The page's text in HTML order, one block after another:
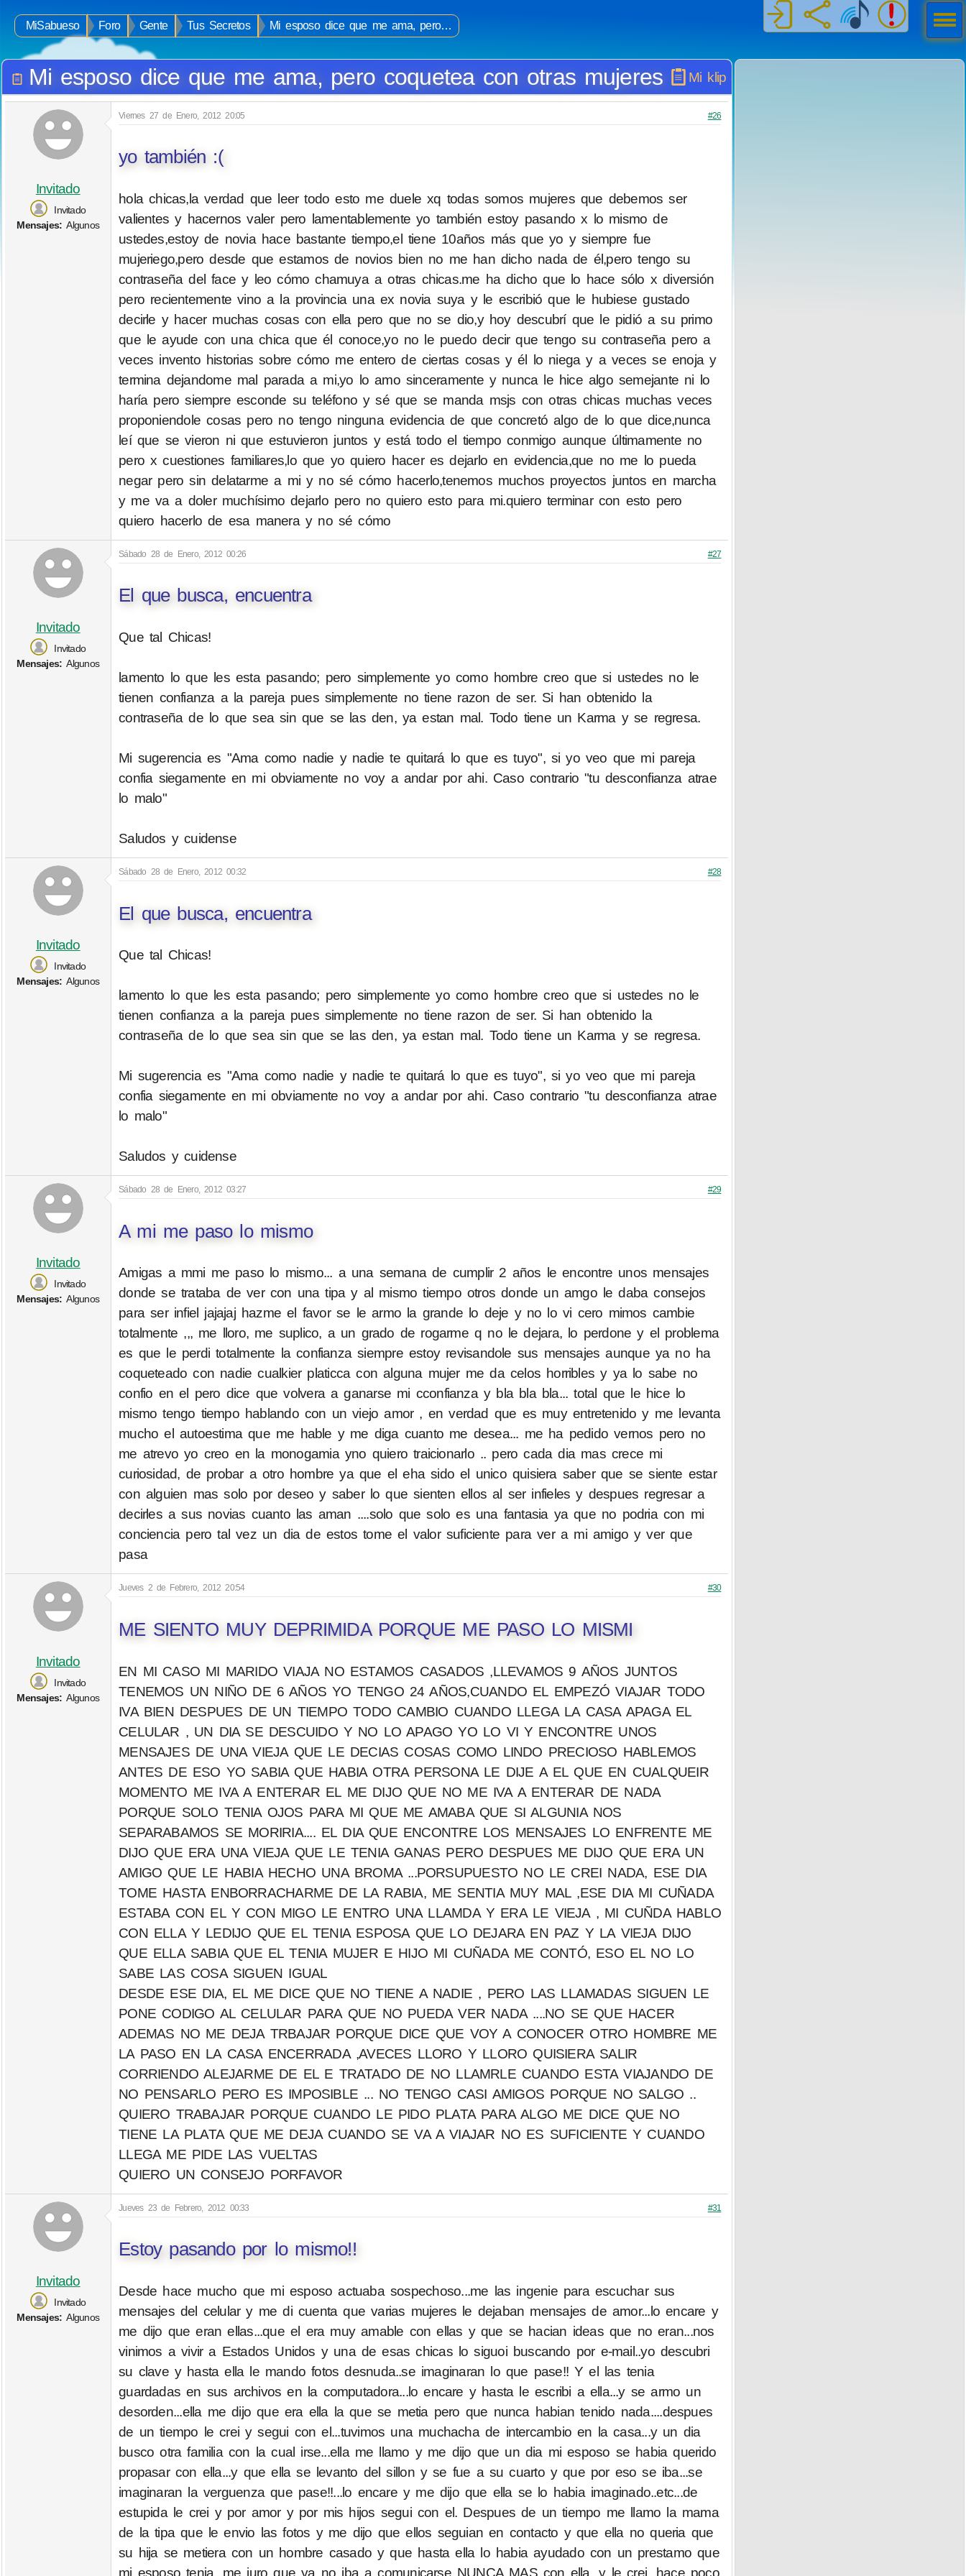
MiSabueso Foro Gente Tus Secretos Mi esposo dice que me ama, pero…
Mi klip
Mi esposo dice que me ama, pero coquetea con otras mujeres
Invitado
Invitado
Mensajes: Algunos
Viernes 27 de Enero, 2012 20:05 #26
yo también :(
hola chicas,la verdad que leer todo esto me duele xq todas somos mujeres que debemos ser
valientes y hacernos valer pero lamentablemente yo también estoy pasando x lo mismo de
ustedes,estoy de novia hace bastante tiempo,el tiene 10años más que yo y siempre fue
mujeriego,pero desde que estamos de novios bien no me han dicho nada de él,pero tengo su
contraseña del face y leo cómo chamuya a otras chicas.me ha dicho que lo hace sólo x diversión
pero recientemente vino a la provincia una ex novia suya y le escribió que le hubiese gustado
decirle y hacer muchas cosas con ella pero que no se dio,y hoy descubrí que le pidió a su primo
que le ayude con una chica que él conoce,yo no le puedo decir que tengo su contraseña pero a
veces invento historias sobre cómo me entero de ciertas cosas y él lo niega y a veces se enoja y
termina dejandome mal parada a mi,yo lo amo sinceramente y nunca le hice algo semejante ni lo
haría pero siempre esconde su teléfono y sé que se manda msjs con otras chicas muchas veces
proponiendole cosas pero no tengo ninguna evidencia de que concretó algo de lo que dice,nunca
leí que se vieron ni que estuvieron juntos y está todo el tiempo conmigo aunque últimamente no
pero x cuestiones familiares,lo que yo quiero hacer es dejarlo en evidencia,que no me lo pueda
negar pero sin delatarme a mi y no sé cómo hacerlo,tenemos muchos proyectos juntos en marcha
y me va a doler muchísimo dejarlo pero no quiero esto para mi.quiero terminar con esto pero
quiero hacerlo de esa manera y no sé cómo
Invitado
Invitado
Mensajes: Algunos
Sábado 28 de Enero, 2012 00:26 #27
El que busca, encuentra
Que tal Chicas!
lamento lo que les esta pasando; pero simplemente yo como hombre creo que si ustedes no le
tienen confianza a la pareja pues simplemente no tiene razon de ser. Si han obtenido la
contraseña de lo que sea sin que se las den, ya estan mal. Todo tiene un Karma y se regresa.
Mi sugerencia es "Ama como nadie y nadie te quitará lo que es tuyo", si yo veo que mi pareja
confia siegamente en mi obviamente no voy a andar por ahi. Caso contrario "tu desconfianza atrae
lo malo"
Saludos y cuidense
Invitado
Invitado
Mensajes: Algunos
Sábado 28 de Enero, 2012 00:32 #28
El que busca, encuentra
Que tal Chicas!
lamento lo que les esta pasando; pero simplemente yo como hombre creo que si ustedes no le
tienen confianza a la pareja pues simplemente no tiene razon de ser. Si han obtenido la
contraseña de lo que sea sin que se las den, ya estan mal. Todo tiene un Karma y se regresa.
Mi sugerencia es "Ama como nadie y nadie te quitará lo que es tuyo", si yo veo que mi pareja
confia siegamente en mi obviamente no voy a andar por ahi. Caso contrario "tu desconfianza atrae
lo malo"
Saludos y cuidense
Invitado
Invitado
Mensajes: Algunos
Sábado 28 de Enero, 2012 03:27 #29
A mi me paso lo mismo
Amigas a mmi me paso lo mismo... a una semana de cumplir 2 años le encontre unos mensajes
donde se trataba de ver con una tipa y al mismo tiempo otros donde un amgo le daba consejos
para ser infiel jajajaj hazme el favor se le armo la grande lo deje y no lo vi cero mimos cambie
totalmente ,,, me lloro, me suplico, a un grado de rogarme q no le dejara, lo perdone y el problema
es que le perdi totalmente la confianza siempre estoy revisandole sus mensajes aunque ya no ha
coqueteado con nadie cualkier platicca con alguna mujer me da celos horribles y ya lo sabe no
confio en el pero dice que volvera a ganarse mi cconfianza y bla bla bla... total que le hice lo
mismo tengo tiempo hablando con un viejo amor , en verdad que es muy entretenido y me levanta
mucho el autoestima que me hable y me diga cuanto me desea... me ha pedido vernos pero no
me atrevo yo creo en la monogamia yno quiero traicionarlo .. pero cada dia mas crece mi
curiosidad, de probar a otro hombre ya que el eha sido el unico quisiera saber que se siente estar
con alguien mas solo por deseo y saber lo que sienten ellos al ser infieles y despues regresar a
decirles a sus novias cuanto las aman ....solo que solo es una fantasia ya que no podria con mi
conciencia pero tal vez un dia de estos tome el valor suficiente para ver a mi amigo y ver que
pasa
Invitado
Invitado
Mensajes: Algunos
Jueves 2 de Febrero, 2012 20:54 #30
ME SIENTO MUY DEPRIMIDA PORQUE ME PASO LO MISMI
EN MI CASO MI MARIDO VIAJA NO ESTAMOS CASADOS ,LLEVAMOS 9 AÑOS JUNTOS
TENEMOS UN NIÑO DE 6 AÑOS YO TENGO 24 AÑOS,CUANDO EL EMPEZÓ VIAJAR TODO
IVA BIEN DESPUES DE UN TIEMPO TODO CAMBIO CUANDO LLEGA LA CASA APAGA EL
CELULAR , UN DIA SE DESCUIDO Y NO LO APAGO YO LO VI Y ENCONTRE UNOS
MENSAJES DE UNA VIEJA QUE LE DECIAS COSAS COMO LINDO PRECIOSO HABLEMOS
ANTES DE ESO YO SABIA QUE HABIA OTRA PERSONA LE DIJE A EL QUE EN CUALQUEIR
MOMENTO ME IVA A ENTERAR EL ME DIJO QUE NO ME IVA A ENTERAR DE NADA
PORQUE SOLO TENIA OJOS PARA MI QUE ME AMABA QUE SI ALGUNIA NOS
SEPARABAMOS SE MORIRIA.... EL DIA QUE ENCONTRE LOS MENSAJES LO ENFRENTE ME
DIJO QUE ERA UNA VIEJA QUE LE TENIA GANAS PERO DESPUES ME DIJO QUE ERA UN
AMIGO QUE LE HABIA HECHO UNA BROMA ...PORSUPUESTO NO LE CREI NADA, ESE DIA
TOME HASTA ENBORRACHARME DE LA RABIA, ME SENTIA MUY MAL ,ESE DIA MI CUÑADA
ESTABA CON EL Y CON MIGO LE ENTRO UNA LLAMDA Y ERA LE VIEJA , MI CUÑDA HABLO
CON ELLA Y LEDIJO QUE EL TENIA ESPOSA QUE LO DEJARA EN PAZ Y LA VIEJA DIJO
QUE ELLA SABIA QUE EL TENIA MUJER E HIJO MI CUÑADA ME CONTÓ, ESO EL NO LO
SABE LAS COSA SIGUEN IGUAL
DESDE ESE DIA, EL ME DICE QUE NO TIENE A NADIE , PERO LAS LLAMADAS SIGUEN LE
PONE CODIGO AL CELULAR PARA QUE NO PUEDA VER NADA ....NO SE QUE HACER
ADEMAS NO ME DEJA TRBAJAR PORQUE DICE QUE VOY A CONOCER OTRO HOMBRE ME
LA PASO EN LA CASA ENCERRADA ,AVECES LLORO Y LLORO QUISIERA SALIR
CORRIENDO ALEJARME DE EL E TRATADO DE NO LLAMRLE CUANDO ESTA VIAJANDO DE
NO PENSARLO PERO ES IMPOSIBLE ... NO TENGO CASI AMIGOS PORQUE NO SALGO ..
QUIERO TRABAJAR PORQUE CUANDO LE PIDO PLATA PARA ALGO ME DICE QUE NO
TIENE LA PLATA QUE ME DEJA CUANDO SE VA A VIAJAR NO ES SUFICIENTE Y CUANDO
LLEGA ME PIDE LAS VUELTAS
QUIERO UN CONSEJO PORFAVOR
Invitado
Invitado
Mensajes: Algunos
Jueves 23 de Febrero, 2012 00:33 #31
Estoy pasando por lo mismo!!
Desde hace mucho que mi esposo actuaba sospechoso...me las ingenie para escuchar sus
mensajes del celular y me di cuenta que varias mujeres le dejaban mensajes de amor...lo encare y
me dijo que eran ellas...que el era muy amable con ellas y que se hacian ideas que no eran...nos
vinimos a vivir a Estados Unidos y una de esas chicas lo siguoi buscando por e-mail..yo descubri
su clave y hasta ella le mando fotos desnuda..se imaginaran lo que pase!! Y el las tenia
guardadas en sus archivos en la computadora...lo encare y hasta le escribi a ella...y se armo un
desorden...ella me dijo que era ella la que se metia pero que nunca habian tenido nada....despues
de un tiempo le crei y segui con el...tuvimos una muchacha de intercambio en la casa...y un dia
busco otra familia con la cual irse...ella me llamo y me dijo que un dia mi esposo se habia querido
propasar con ella...y que ella se levanto del sillon y se fue a su cuarto y que por eso se iba...se
imaginaran la verguenza que pase!!...lo encare y me dijo que ella se lo habia imaginado..etc...de
estupida le crei y por amor y por mis hijos segui con el. Despues de un tiempo me llamo la mama
de la tipa que le envio las fotos y me dijo que ellos seguian en contacto y que ella no queria que
su hija se metiera con un hombre casado y que hasta ella lo habia ayudado con un prestamo que
mi esposo tenia...me juro que ya no iba a comunicarse NUNCA MAS con ella...y le crei...hace poco
Men
ú